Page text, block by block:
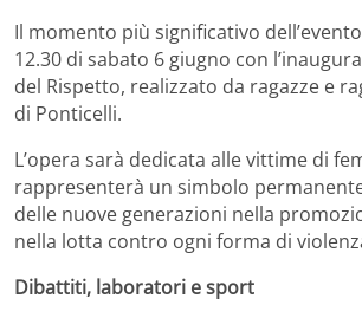
Il momento più significativo
12.30 di sabato 6 giugno con
del Rispetto, realizzato da ragazze e
di Ponticelli.
L’opera sarà dedicata alle vittime di
rappresenterà un simbolo
delle nuove generazioni nella
nella lotta contro ogni forma di
Dibattiti, laboratori e sport